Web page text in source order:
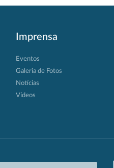
Imprensa
Eventos
Galeria de Fotos
Notícias
Vídeos